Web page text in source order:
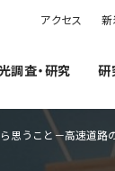
アクセス
調査・研究 研
思うこと－高速道